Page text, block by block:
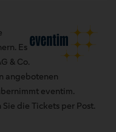
Es
& Co.
angebotenen
eventim.
die Tickets per Post.